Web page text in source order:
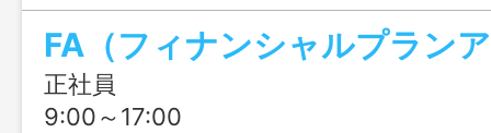
正社員
9:00～17:00